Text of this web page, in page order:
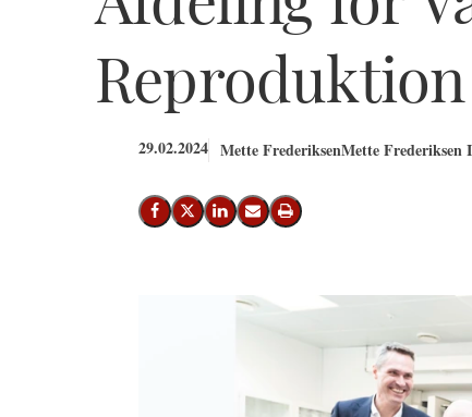
Reproduktion
29.02.2024 Mette FrederiksenMette Frederiksen
Del på Facebook
Del på X (Twitter)
Del på LinkedIn
Send email
Print